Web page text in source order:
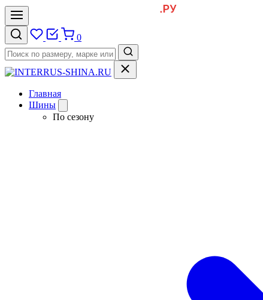
0
Главная
Шины
По сезону